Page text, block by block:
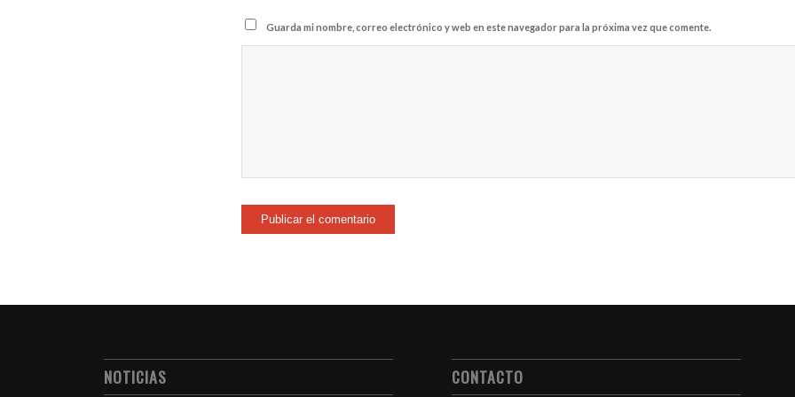
Guarda mi nombre, correo electrónico y web en este navegador para la próxima vez que comente.
NOTICIAS CONTACTO